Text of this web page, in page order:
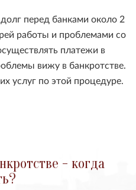
перед банками около 2
работы и проблемами со
платежи в
вижу в банкротстве.
услуг по этой процедуре.
- когда